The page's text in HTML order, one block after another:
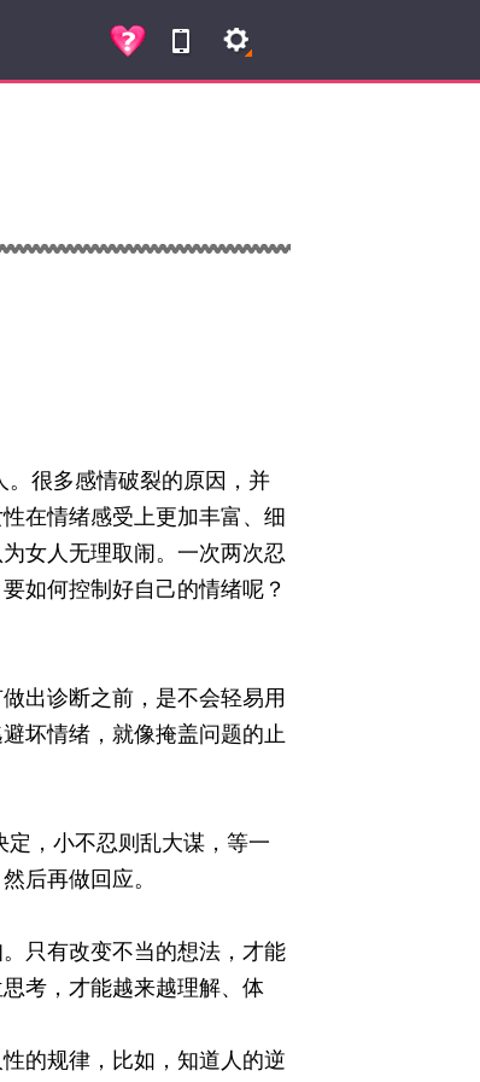
很多感情破裂的原因，并
在情绪感受上更加丰富、细
女人无理取闹。一次两次忍
如何控制好自己的情绪呢？
出诊断之前，是不会轻易用
坏情绪，就像掩盖问题的止
，小不忍则乱大谋，等一
后再做回应。
只有改变不当的想法，才能
考，才能越来越理解、体
的规律，比如，知道人的逆